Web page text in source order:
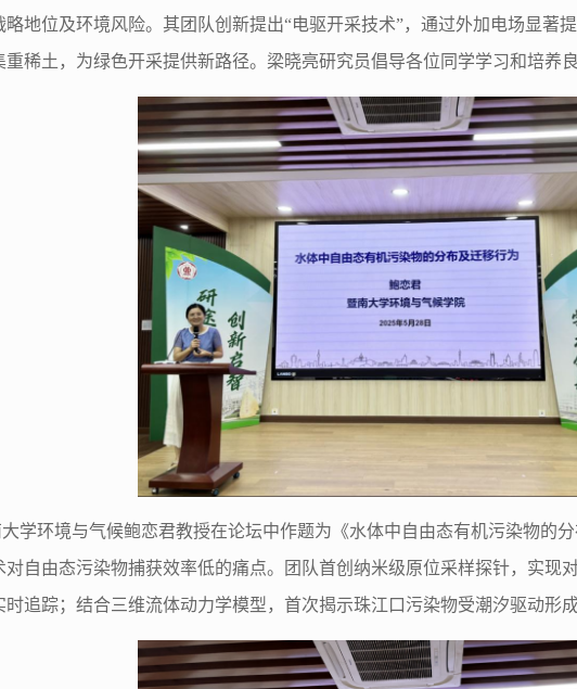
略地位及环境风险。其团队创新提出“电驱开采技术”，通过外加电场显著
重稀土，为绿色开采提供新路径。梁晓亮研究员倡导各位同学学习和培养
学环境与气候鲍恋君教授在论坛中作题为《水体中自由态有机污染物的
对自由态污染物捕获效率低的痛点。团队首创纳米级原位采样探针，实现
时追踪；结合三维流体动力学模型，首次揭示珠江口污染物受潮汐驱动形